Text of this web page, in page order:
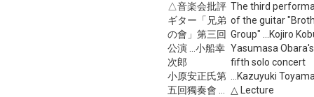
△音楽会批評
ギター「兄弟
の會」第三回
公演 ...小船幸
次郎
小原安正氏第
五回獨奏會 ...
The third
of the guitar
Group" ...Kojiro
Yasumasa Obara's
fifth solo concert
...Kazuyuki
△ Lecture